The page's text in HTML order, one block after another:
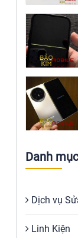
Danh
Dịch vụ
Linh Kiện